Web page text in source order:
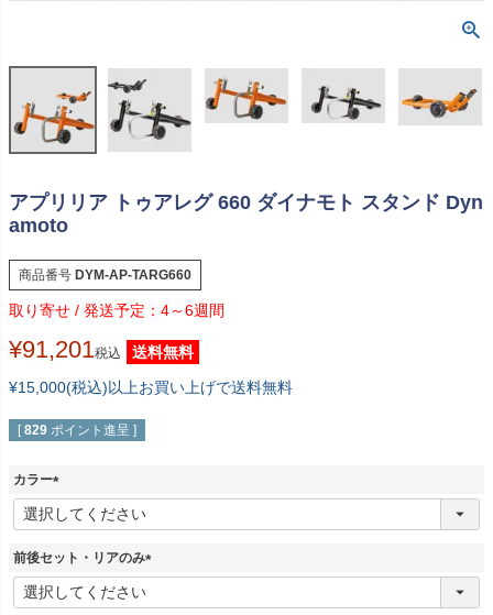
アプリリア トゥアレグ 660 ダイナモト スタンド Dyn
amoto
商品番号 DYM-AP-TARG660
4～6週間
¥91,201税込
送料無料
¥15,000(税込)以上お買い上げで送料無料
[ 829 ポイント進呈 ]
カラー
(
必
)
前後セット・リアのみ
(